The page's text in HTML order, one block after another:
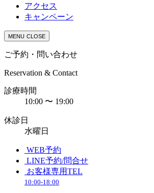
アクセス
キャンペーン
MENU CLOSE
ご予約・問い合わせ
Reservation & Contact
診療時間
10:00 〜 19:00
休診日
水曜日
WEB予約
LINE予約/問合せ
お客様専用TEL
10:00-18:00